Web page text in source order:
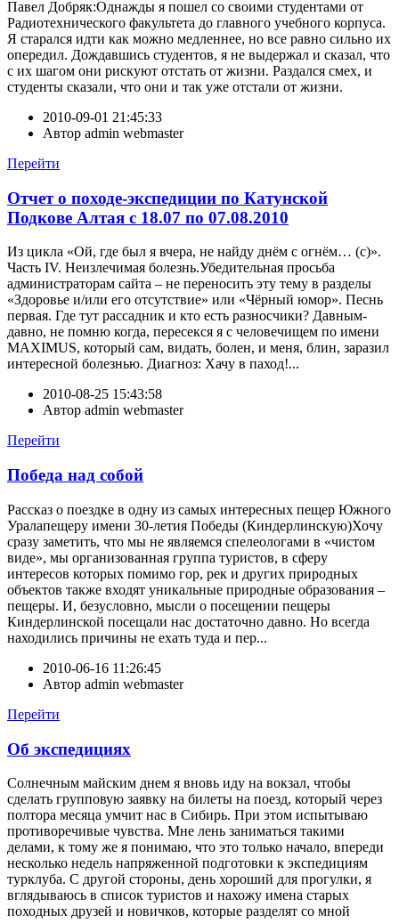
Павел Добряк:Однажды я пошел со своими студентами от
Радиотехнического факультета до главного учебного корпуса.
Я старался идти как можно медленнее, но все равно сильно их
опередил. Дождавшись студентов, я не выдержал и сказал, что
с их шагом они рискуют отстать от жизни. Раздался смех, и
студенты сказали, что они и так уже отстали от жизни.
2010-09-01 21:45:33
Автор admin webmaster
Перейти
Отчет о походе-экспедиции по Катунской
Подкове Алтая с 18.07 по 07.08.2010
Из цикла «Ой, где был я вчера, не найду днём с огнём… (с)».
Часть IV. Неизлечимая болезнь.Убедительная просьба
администраторам сайта – не переносить эту тему в разделы
«Здоровье и/или его отсутствие» или «Чёрный юмор». Песнь
первая. Где тут рассадник и кто есть разносчики? Давным-
давно, не помню когда, пересекся я с человечищем по имени
MAXIMUS, который сам, видать, болен, и меня, блин, заразил
интересной болезнью. Диагноз: Хачу в паход!...
2010-08-25 15:43:58
Автор admin webmaster
Перейти
Победа над собой
Рассказ о поездке в одну из самых интересных пещер Южного
Уралапещеру имени 30-летия Победы (Киндерлинскую)Хочу
сразу заметить, что мы не являемся спелеологами в «чистом
виде», мы организованная группа туристов, в сферу
интересов которых помимо гор, рек и других природных
объектов также входят уникальные природные образования –
пещеры. И, безусловно, мысли о посещении пещеры
Киндерлинской посещали нас достаточно давно. Но всегда
находились причины не ехать туда и пер...
2010-06-16 11:26:45
Автор admin webmaster
Перейти
Об экспедициях
Солнечным майским днем я вновь иду на вокзал, чтобы
сделать групповую заявку на билеты на поезд, который через
полтора месяца умчит нас в Сибирь. При этом испытываю
противоречивые чувства. Мне лень заниматься такими
делами, к тому же я понимаю, что это только начало, впереди
несколько недель напряженной подготовки к экспедициям
турклуба. С другой стороны, день хороший для прогулки, я
вглядываюсь в список туристов и нахожу имена старых
походных друзей и новичков, которые разделят со мной